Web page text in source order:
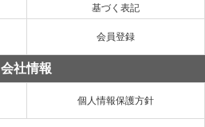
基づく表記
会員登録
会社情報
個人情報保護方針